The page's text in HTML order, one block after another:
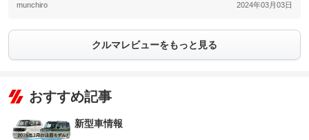
munchiro 2024年03月03日
クルマレビューをもっと見る
おすすめ記事
新型車情報